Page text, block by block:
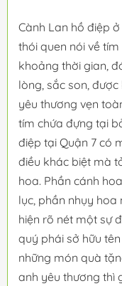
Cành Lan hồ điệp
thói quen nói về
khoảng thời gian,
lòng, sắc son,
yêu thương vẹn
tím chứa đựng tại
điệp tại Quận 7 có
điều khác biệt mà
hoa. Phần cánh
lục, phần nhụy
hiện rõ nét một sự
quý phái sở hữu
những món quà
anh yêu thương thì